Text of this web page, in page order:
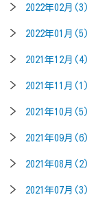
2022年02月(3)
2022年01月(5)
2021年12月(4)
2021年11月(1)
2021年10月(5)
2021年09月(6)
2021年08月(2)
2021年07月(3)